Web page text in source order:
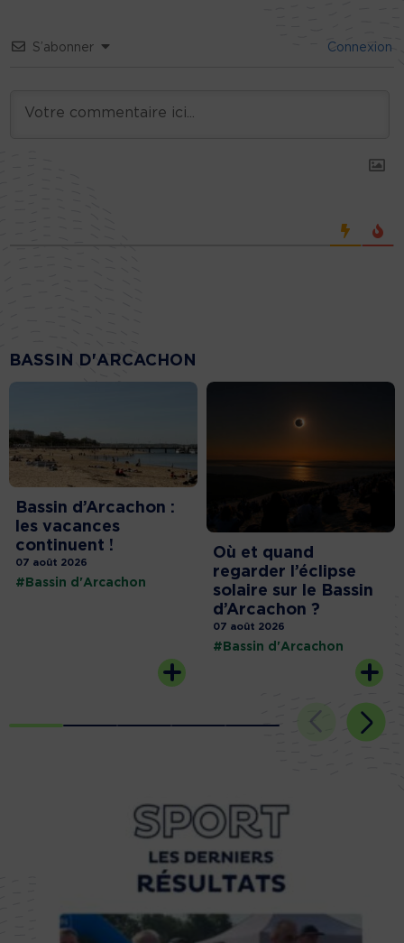
S’abonner Connexion
BASSIN D'ARCACHON
Bassin d’Arcachon :
les vacances
continuent !
07 août 2026
#Bassin d'Arcachon
Où et quand
regarder l’éclipse
solaire sur le Bassin
d’Arcachon ?
07 août 2026
#Bassin d'Arcachon